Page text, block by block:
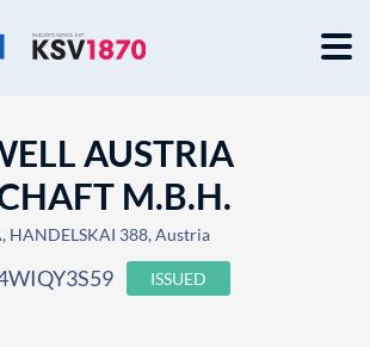
AUSTRIA
M.B.H.
HANDELSKAI 388, Austria
ISSUED